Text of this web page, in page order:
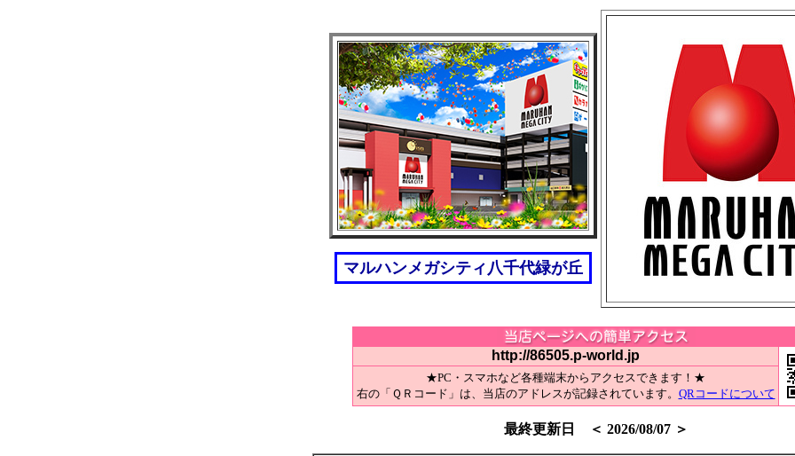
マルハンメガシティ八千代緑が丘
http://86505.p-world.jp
★PC・スマホなど各種端末からアクセスできます！★
右の「ＱＲコード」は、当店のアドレスが記録されています。 QRコードについて
最終更新日 ＜ 2026/08/07 ＞